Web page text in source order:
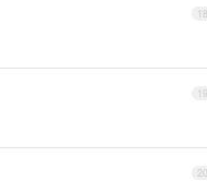
18
19
20